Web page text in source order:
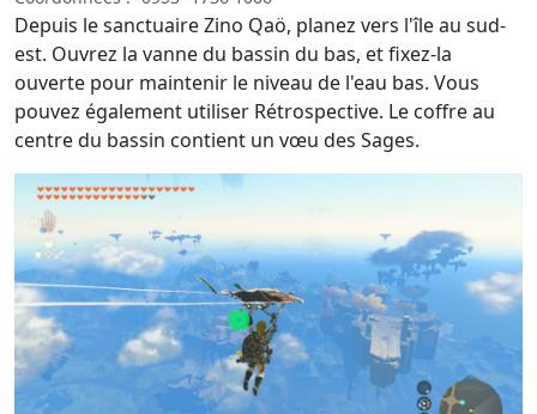
Depuis le sanctuaire Zino Qaö, planez vers l'île au sud-
est. Ouvrez la vanne du bassin du bas, et fixez-la
ouverte pour maintenir le niveau de l'eau bas. Vous
pouvez également utiliser Rétrospective. Le coffre au
centre du bassin contient un vœu des Sages.